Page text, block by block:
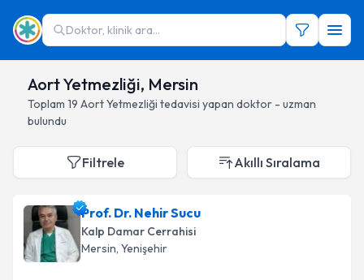
Doktor, klinik ara...
Aort Yetmezliği, Mersin
Toplam 19 Aort Yetmezliği tedavisi yapan doktor - uzman
bulundu
Filtrele Akıllı Sıralama
Prof. Dr. Nehir Sucu
Kalp Damar Cerrahisi
Mersin, Yenişehir